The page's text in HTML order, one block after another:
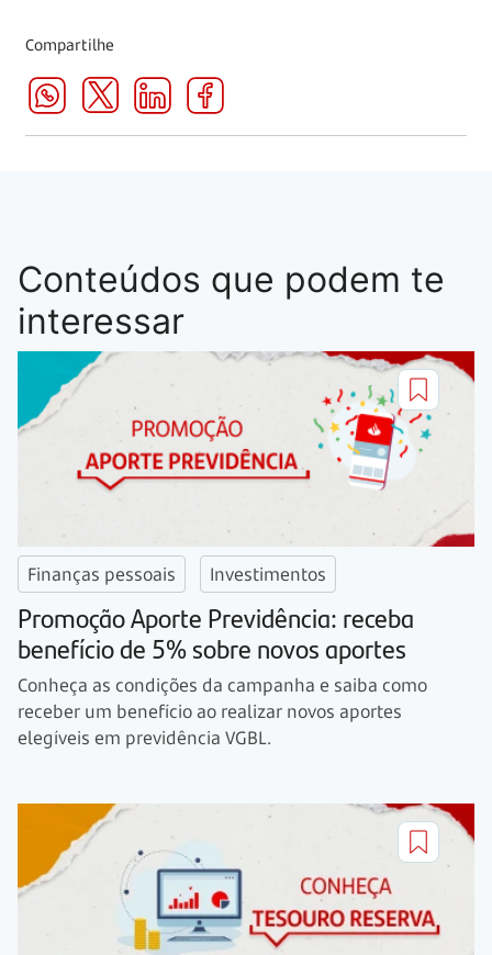
Compartilhe
Conteúdos que podem te
interessar
Finanças pessoais Investimentos
Promoção Aporte Previdência: receba
benefício de 5% sobre novos aportes
Conheça as condições da campanha e saiba como
receber um benefício ao realizar novos aportes
elegíveis em previdência VGBL.